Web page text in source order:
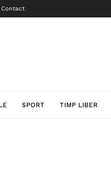
Contact
SPORT TIMP LIBER